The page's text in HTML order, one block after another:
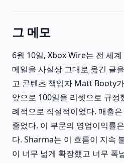
그 메모
6월 10일, Xbox Wire는 전 세
메일을 사실상 그대로 옮긴 글
고 콘텐츠 책임자 Matt Booty
앞으로 100일을 리셋으로 규정
례적으로 직설적이었다. 매출
줄었다. 이 부문의 영업이익률
다. Sharma는 이 흐름이 지속
이 너무 넓게 확장했고 너무 폭